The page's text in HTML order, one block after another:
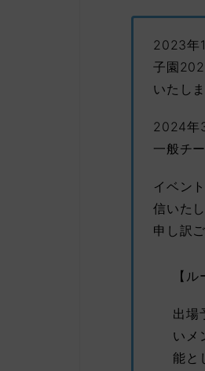
2023年
子園
いたし
2024年
一般チ
イベン
信いた
申し訳
【
出場
いメ
能と